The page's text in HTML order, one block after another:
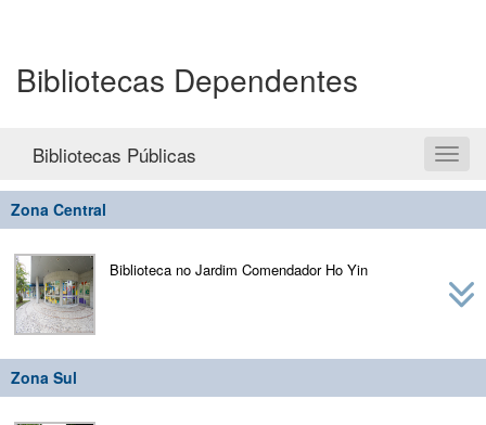
Bibliotecas Dependentes
Bibliotecas Públicas
Toggle
Zona Central
Biblioteca no Jardim Comendador Ho Yin
Zona Sul